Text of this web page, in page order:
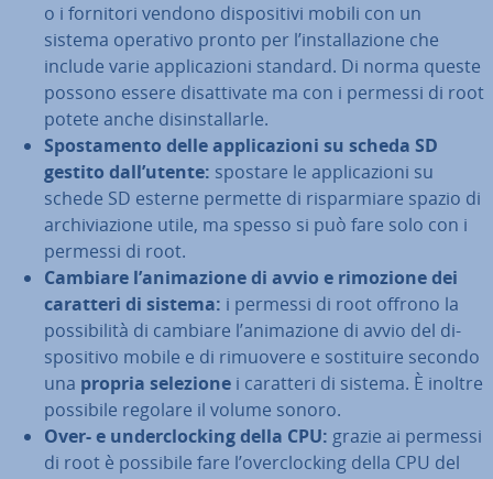
o i fornitori vendono di­spo­si­ti­vi mobili con un
sistema operativo pronto per l’in­stal­la­zio­ne che
include varie ap­pli­ca­zio­ni standard. Di norma queste
possono essere di­sat­ti­va­te ma con i permessi di root
potete anche di­sin­stal­lar­le.
Spo­sta­men­to delle ap­pli­ca­zio­ni su scheda SD
gestito dall’utente: spostare le ap­pli­ca­zio­ni su
schede SD esterne permette di ri­spar­mia­re spazio di
ar­chi­via­zio­ne utile, ma spesso si può fare solo con i
permessi di root.
Cambiare l’ani­ma­zio­ne di avvio e rimozione dei
caratteri di sistema: i permessi di root offrono la
pos­si­bi­li­tà di cambiare l’ani­ma­zio­ne di avvio del di­
spo­si­ti­vo mobile e di rimuovere e so­sti­tui­re secondo
una propria selezione i caratteri di sistema. È inoltre
possibile regolare il volume sonoro.
Over- e un­der­cloc­king della CPU: grazie ai permessi
di root è possibile fare l’over­cloc­king della CPU del